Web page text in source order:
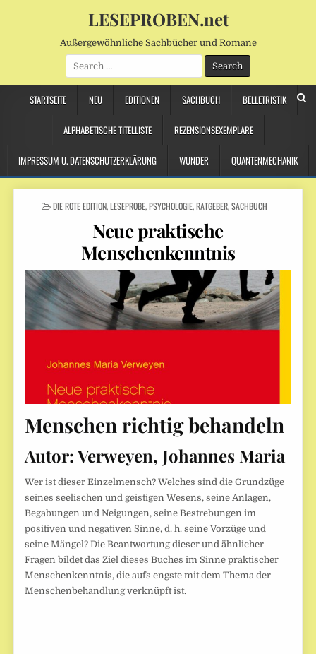
LESEPROBEN.net
Außergewöhnliche Sachbücher und Romane
Search
for:
STARTSEITE NEU EDITIONEN SACHBUCH BELLETRISTIK
ALPHABETISCHE TITELLISTE REZENSIONSEXEMPLARE
IMPRESSUM U. DATENSCHUTZERKLÄRUNG WUNDER QUANTENMECHANIK
POSTED
DIE ROTE EDITION,LESEPROBE,PSYCHOLOGIE,RATGEBER,SACHBUCH
Neue praktische
Menschenkenntnis
Menschen richtig behandeln
Autor:Verweyen, Johannes Maria
Wer ist dieser Einzelmensch? Welches sind die Grundzüge
seines seelischen und geistigen Wesens, seine Anlagen,
Begabungen und Neigungen, seine Bestrebungen im
positiven und negativen Sinne, d. h. seine Vorzüge und
seine Mängel? Die Beantwortung dieser und ähnlicher
Fragen bildet das Ziel dieses Buches im Sinne praktischer
Menschenkenntnis, die aufs engste mit dem Thema der
Menschenbehandlung verknüpft ist.